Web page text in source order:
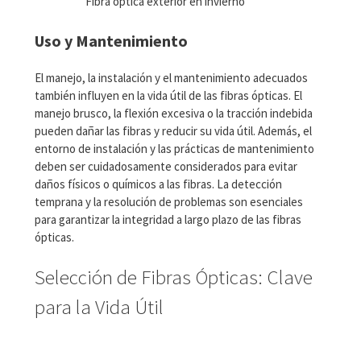
Uso y Mantenimiento
El manejo, la instalación y el mantenimiento adecuados
también influyen en la vida útil de las fibras ópticas. El
manejo brusco, la flexión excesiva o la tracción indebida
pueden dañar las fibras y reducir su vida útil. Además, el
entorno de instalación y las prácticas de mantenimiento
deben ser cuidadosamente considerados para evitar
daños físicos o químicos a las fibras. La detección
temprana y la resolución de problemas son esenciales
para garantizar la integridad a largo plazo de las fibras
ópticas.
Selección de Fibras Ópticas: Clave
para la Vida Útil